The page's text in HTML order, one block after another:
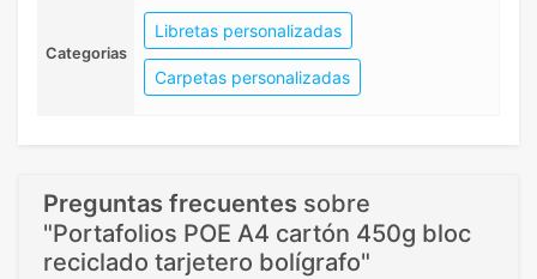
Categorias
Libretas personalizadas
Carpetas personalizadas
Preguntas frecuentes sobre
"Portafolios POE A4 cartón 450g bloc
reciclado tarjetero bolígrafo"